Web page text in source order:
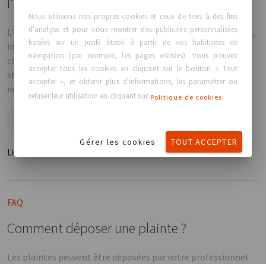
L'estime de soi est très importante pour le bien-être mental,
influençant la confiance en soi et la résilience. L'image
corporelle joue également un rôle crucial, surtout avec les
standards de beauté de la société qui perturbent souvent
notre perception de nous-mêmes.
Lire plus
FAQ
Comment déposer une plainte ?
Les plaintes peuvent être déposées par votre professionnel
Nous utilisons nos propres cookies et ceux de tiers à des fins
d'analyse et pour vous montrer des publicités personnalisées
basées sur un profil établi à partir de vos habitudes de
navigation (par exemple, les pages visitées). Vous pouvez
accepter tous les cookies en cliquant sur le bouton « Tout
accepter », et obtenir plus d'informations, les paramétrer ou
refuser leur utilisation en cliquant sur Politique de cookies
Gérer les cookies TOUT ACCEPTER